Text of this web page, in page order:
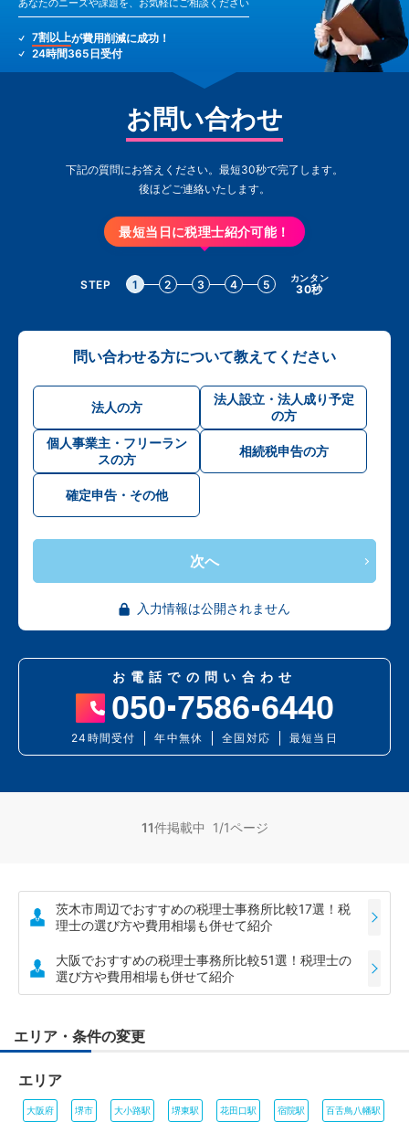
あなたのニーズや課題を、お気軽にご相談ください
7割以上が費用削減に成功！
24時間365日受付
お問い合わせ
下記の質問にお答えください。最短30秒で完了します。
後ほどご連絡いたします。
最短当日に税理士紹介可能！
STEP 1 2 3 4 5 カンタン
30秒
問い合わせる方について教えてください
法人の方
法人設立・法人成り予定
の方
個人事業主・フリーラン
スの方
相続税申告の方
確定申告・その他
次へ
入力情報は公開されません
お電話での問い合わせ
050 7586 6440
24時間受付 年中無休 全国対応 最短当日
11件掲載中 1/1ページ
茨木市周辺でおすすめの税理士事務所比較17選！税
理士の選び方や費用相場も併せて紹介
大阪でおすすめの税理士事務所比較51選！税理士の
選び方や費用相場も併せて紹介
エリア・条件の変更
エリア
大阪府 堺市 大小路駅 堺東駅 花田口駅 宿院駅 百舌鳥八幡駅